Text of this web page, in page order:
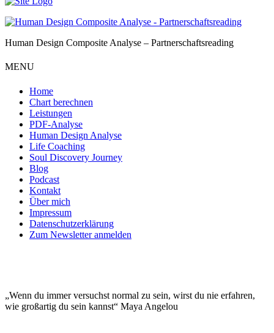
Human Design Composite Analyse – Partnerschaftsreading
MENU
Home
Chart berechnen
Leistungen
PDF-Analyse
Human Design Analyse
Life Coaching
Soul Discovery Journey
Blog
Podcast
Kontakt
Über mich
Impressum
Datenschutzerklärung
Zum Newsletter anmelden
„Wenn du immer versuchst normal zu sein, wirst du nie erfahren,
wie großartig du sein kannst“ Maya Angelou